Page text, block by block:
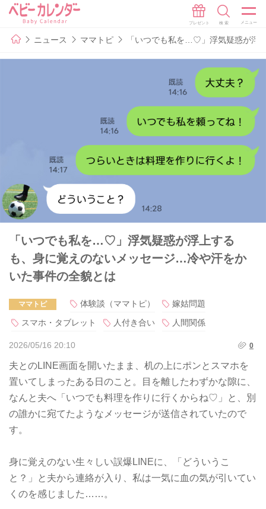
ニュース ママトピ 「いつでも私を…♡」浮気疑惑が浮
「いつでも私を…♡」浮気疑惑が浮上する
も、身に覚えのないメッセージ…冷や汗をか
いた事件の全貌とは
ママトピ 体験談（ママトピ）
嫁姑問題
スマホ・タブレット
人付き合い 人間関係
2026/05/16 20:10 0
夫とのLINE画面を開いたまま、机の上にポンとスマホを
置いてしまったある日のこと。目を離したわずかな隙に、
なんと夫へ「いつでも料理を作りに行くからね♡」と、別
の誰かに宛てたようなメッセージが送信されていたので
す。
身に覚えのない生々しい誤爆LINEに、「どういうこ
と？」と夫から連絡が入り、私は一気に血の気が引いてい
くのを感じました……。